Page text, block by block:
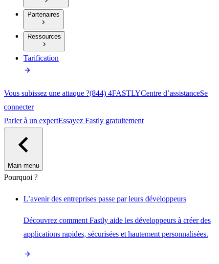
Partenaires
Ressources
Tarification
Vous subissez une attaque ?(844) 4FASTLYCentre d’assistanceSe
connecter
Parler à un expertEssayez Fastly gratuitement
Main menu
Pourquoi ?
L’avenir des entreprises passe par leurs développeurs
Découvrez comment Fastly aide les développeurs à créer des
applications rapides, sécurisées et hautement personnalisées.